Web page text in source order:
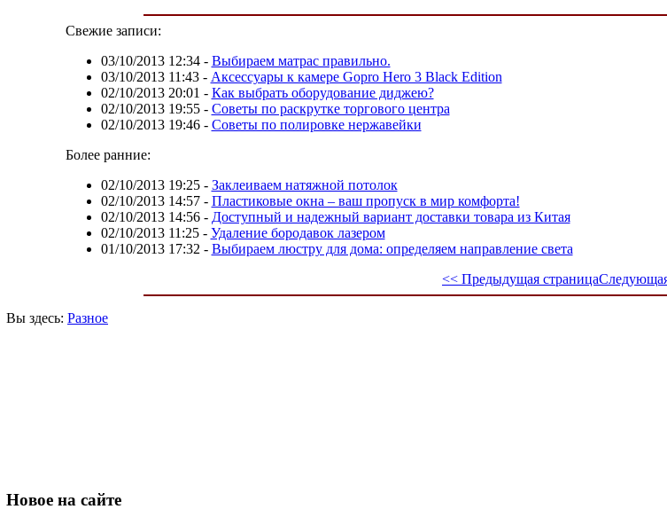
Свежие записи:
03/10/2013 12:34- Выбираем матрас правильно.
03/10/2013 11:43- Аксессуары к камере Gopro Hero 3 Black Edition
02/10/2013 20:01 - Как выбрать оборудование диджею?
02/10/2013 19:55- Советы по раскрутке торгового центра
02/10/2013 19:46- Советы по полировке нержавейки
Более ранние:
02/10/2013 19:25- Заклеиваем натяжной потолок
02/10/2013 14:57- Пластиковые окна – ваш пропуск в мир комфорта!
02/10/2013 14:56- Доступный и надежный вариант доставки товара из Китая
02/10/2013 11:25- Удаление бородавок лазером
01/10/2013 17:32 - Выбираем люстру для дома: определяем направление света
<< Предыдущая страница
Вы здесь: Разное
Новое на сайте